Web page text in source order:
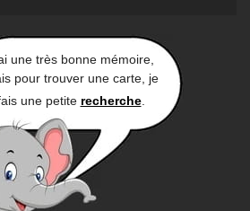
une très bonne mémoire,
pour trouver une carte, je
une petite recherche.